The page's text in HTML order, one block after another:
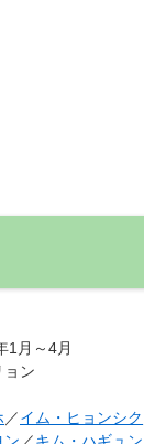
1月～4月
ョン
／イム・ヒョンシク
ン ／キム・ハギュン